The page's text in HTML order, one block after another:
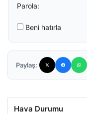
Parola:
Beni hatırla
Paylaş:
Hava Durumu